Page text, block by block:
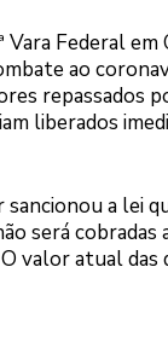
Vara Federal
ao
repassados
liberados
a lei
será
valor atual